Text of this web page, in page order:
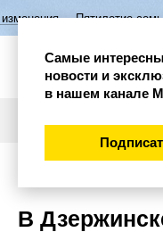
Пятилетие семьи в
В
Самые
новости и
в нашем канале